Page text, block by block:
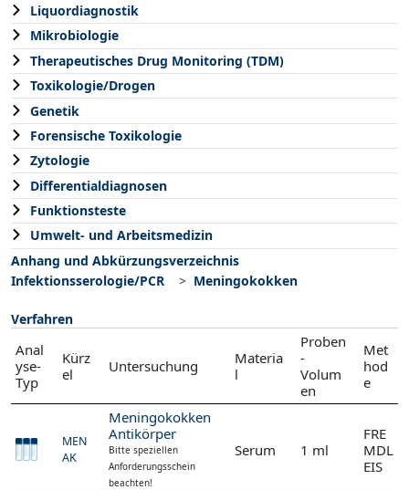
Liquordiagnostik
Mikrobiologie
Therapeutisches Drug Monitoring (TDM)
Toxikologie/Drogen
Genetik
Forensische Toxikologie
Zytologie
Differentialdiagnosen
Funktionsteste
Umwelt- und Arbeitsmedizin
Anhang und Abkürzungsverzeichnis
Infektionsserologie/PCR
Meningokokken
Verfahren
Anal
yse-
Typ
Kürz
el
Untersuchung
Materia
l
Proben
-
Volum
en
Met
hod
e
MEN
AK
Meningokokken
Antikörper
Bitte speziellen
Anforderungsschein
beachten!
Serum 1 ml
FRE
MDL
EIS